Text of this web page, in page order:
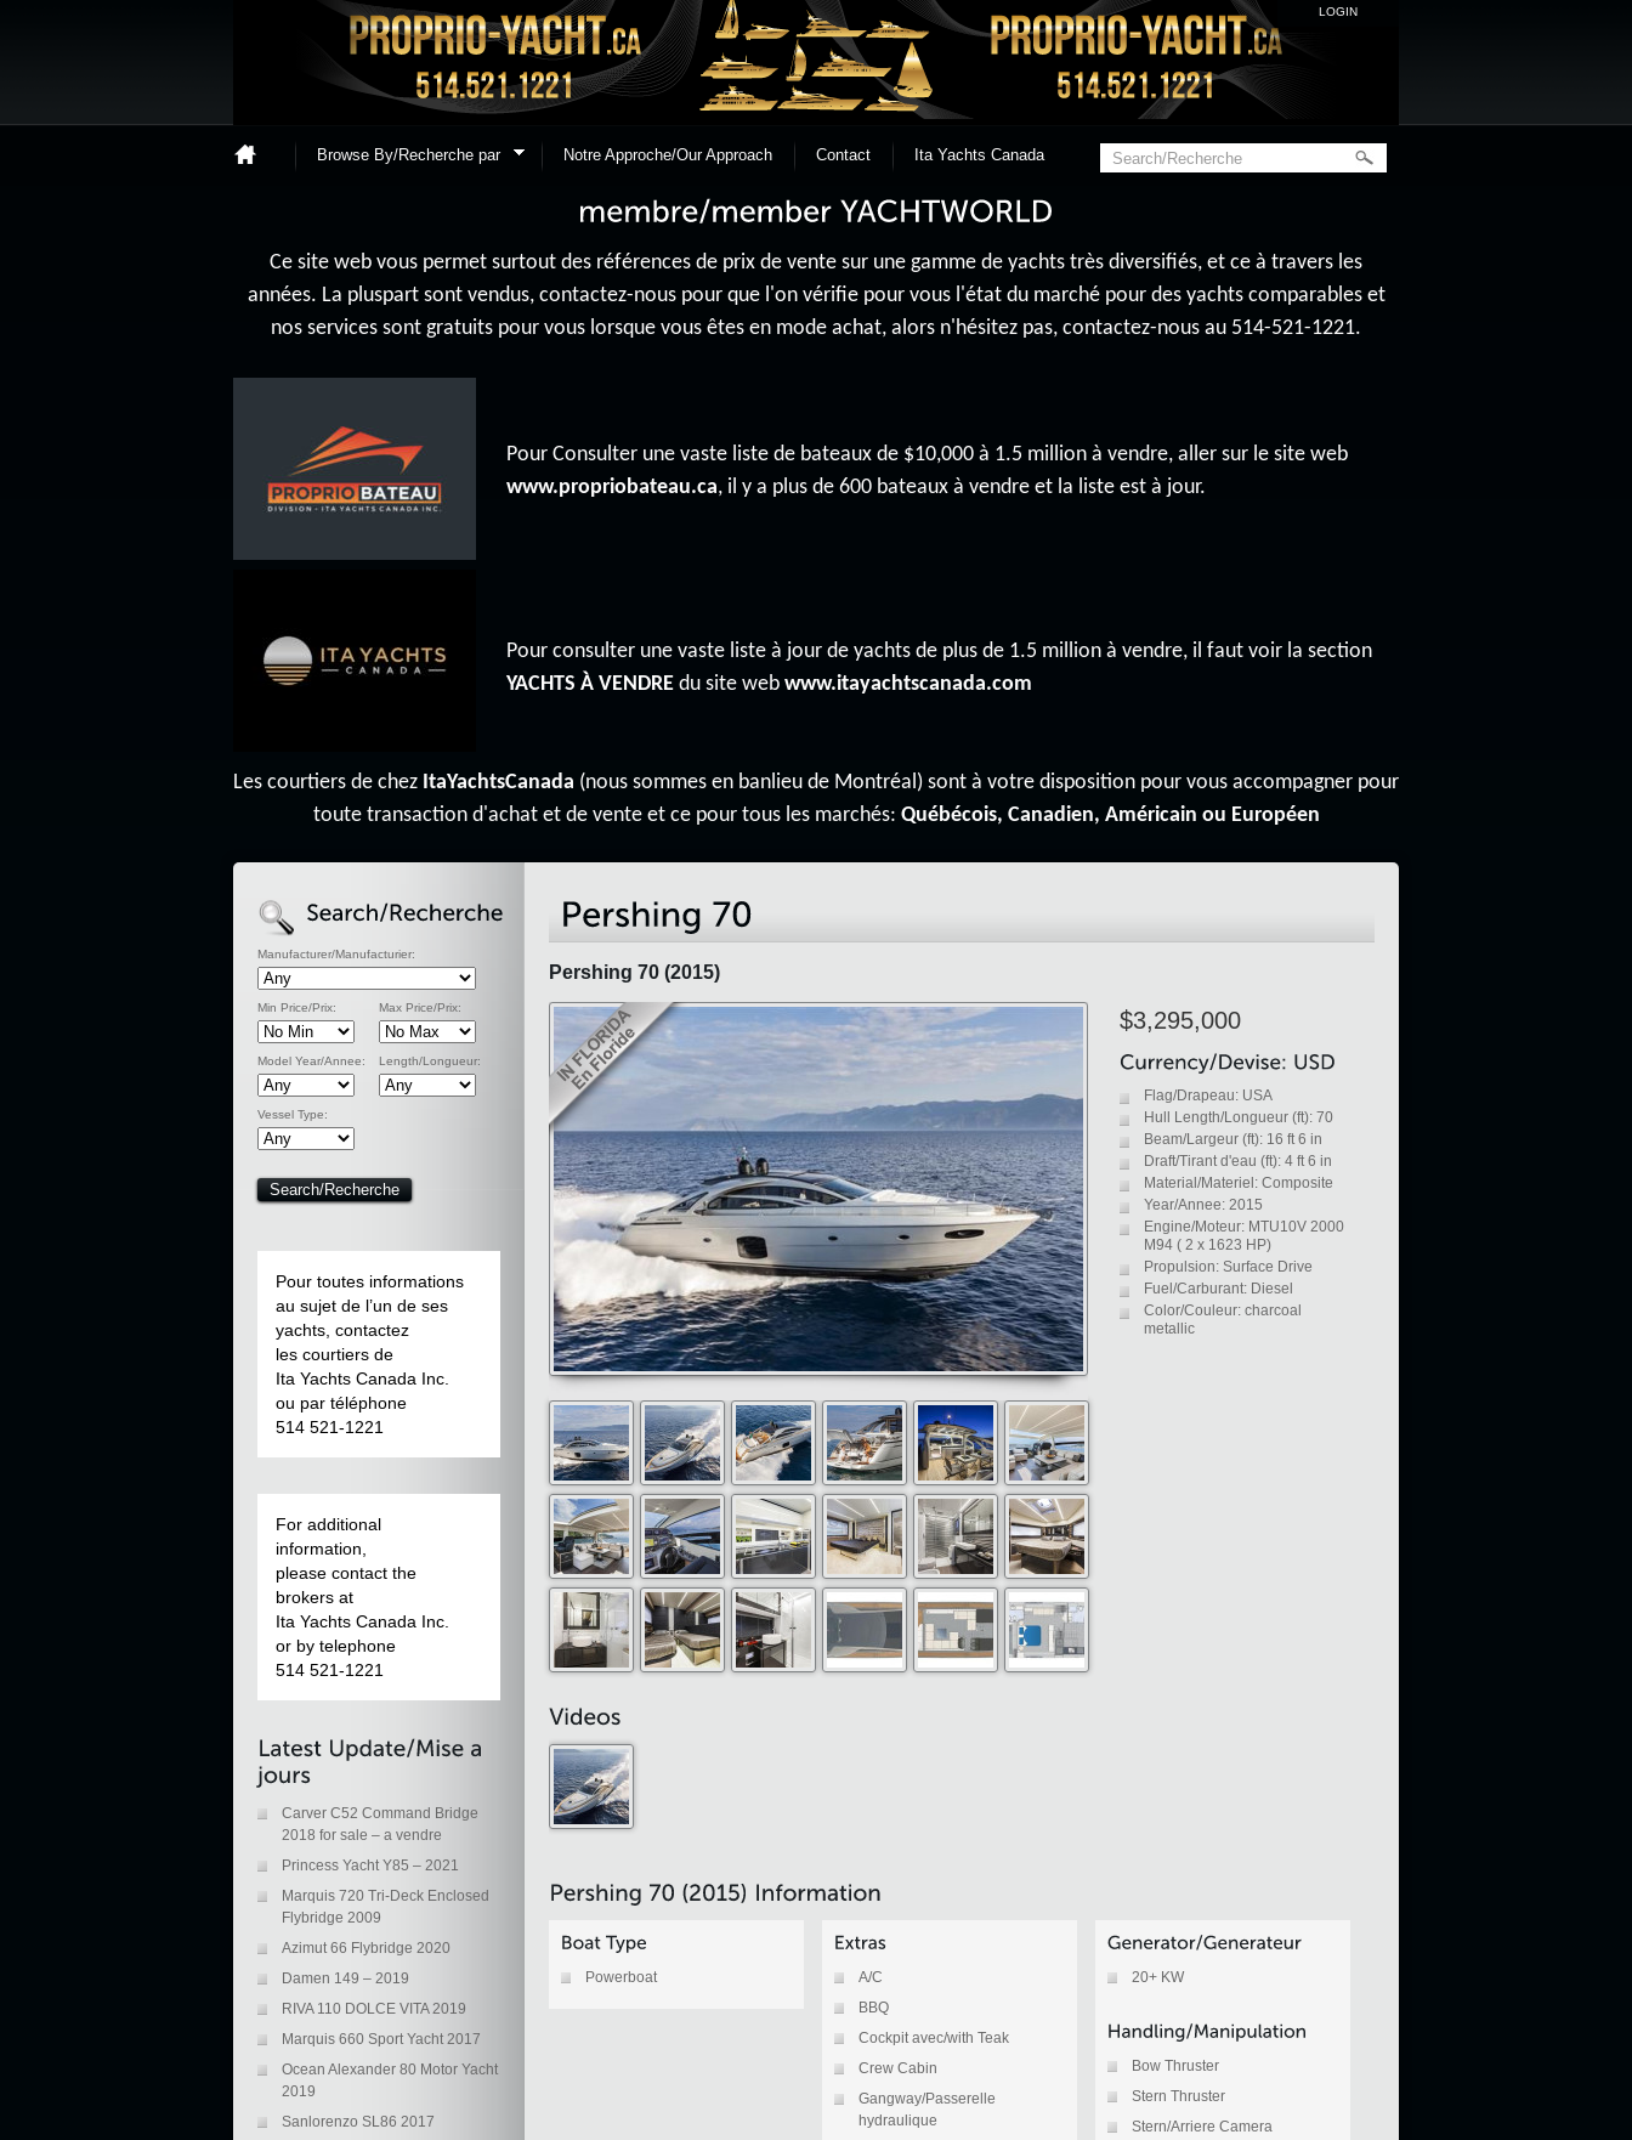
LOGIN
Browse By/Recherche par Notre Approche/Our Approach Contact Ita Yachts Canada
Ce site web vous permet surtout des références de prix de vente sur une gamme de yachts très diversifiés, et ce à travers les
années. La pluspart sont vendus, contactez-nous pour que l'on vérifie pour vous l'état du marché pour des yachts comparables et
nos services sont gratuits pour vous lorsque vous êtes en mode achat, alors n'hésitez pas, contactez-nous au 514-521-1221.
Pour Consulter une vaste liste de bateaux de $10,000 à 1.5 million à vendre, aller sur le site web
www.propriobateau.ca, il y a plus de 600 bateaux à vendre et la liste est à jour.
Pour consulter une vaste liste à jour de yachts de plus de 1.5 million à vendre, il faut voir la section
YACHTS À VENDRE du site web www.itayachtscanada.com
Les courtiers de chez ItaYachtsCanada (nous sommes en banlieu de Montréal) sont à votre disposition pour vous accompagner pour
toute transaction d'achat et de vente et ce pour tous les marchés: Québécois, Canadien, Américain ou Européen
Manufacturer/Manufacturier:
Min Price/Prix: Max Price/Prix:
Model Year/Annee: Length/Longueur:
Vessel Type:
Pour toutes informations
au sujet de l’un de ses
yachts, contactez
les courtiers de
Ita Yachts Canada Inc.
ou par téléphone
514 521-1221
For additional
information,
please contact the
brokers at
Ita Yachts Canada Inc.
or by telephone
514 521-1221
Carver C52 Command Bridge
2018 for sale – a vendre
Princess Yacht Y85 – 2021
Marquis 720 Tri-Deck Enclosed
Flybridge 2009
Azimut 66 Flybridge 2020
Damen 149 – 2019
RIVA 110 DOLCE VITA 2019
Marquis 660 Sport Yacht 2017
Ocean Alexander 80 Motor Yacht
2019
Sanlorenzo SL86 2017
Pershing 70 (2015)
Powerboat
A/C
BBQ
Cockpit avec/with Teak
Crew Cabin
Gangway/Passerelle
hydraulique
20+ KW
Bow Thruster
Stern Thruster
Stern/Arriere Camera
$3,295,000
Flag/Drapeau: USA
Hull Length/Longueur (ft): 70
Beam/Largeur (ft): 16 ft 6 in
Draft/Tirant d'eau (ft): 4 ft 6 in
Material/Materiel: Composite
Year/Annee: 2015
Engine/Moteur: MTU10V 2000
M94 ( 2 x 1623 HP)
Propulsion: Surface Drive
Fuel/Carburant: Diesel
Color/Couleur: charcoal
metallic